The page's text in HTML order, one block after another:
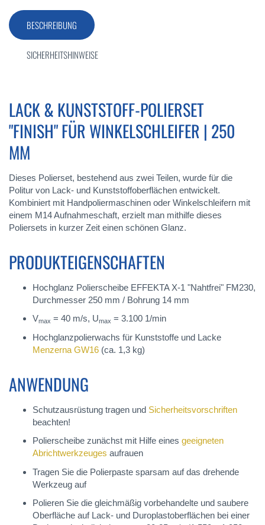
BESCHREIBUNG
LACK & KUNSTSTOFF-POLIERSET
"FINISH" FÜR WINKELSCHLEIFER | 250
MM
Dieses Polierset, bestehend aus zwei Teilen, wurde für die
Politur von Lack- und Kunststoffoberflächen entwickelt.
Kombiniert mit Handpoliermaschinen oder Winkelschleifern mit
einem M14 Aufnahmeschaft, erzielt man mithilfe dieses
Poliersets in kurzer Zeit einen schönen Glanz.
PRODUKTEIGENSCHAFTEN
Hochglanz Polierscheibe EFFEKTA X-1 "Nahtfrei" FM230,
Durchmesser 250 mm / Bohrung 14 mm
Vmax = 40 m/s, Umax = 3.100 1/min
Hochglanzpolierwachs für Kunststoffe und Lacke
Menzerna GW16 (ca. 1,3 kg)
ANWENDUNG
Schutzausrüstung tragen und Sicherheitsvorschriften
beachten!
Polierscheibe zunächst mit Hilfe eines geeigneten
Abrichtwerkzeuges aufrauen
Tragen Sie die Polierpaste sparsam auf das drehende
Werkzeug auf
Polieren Sie die gleichmäßig vorbehandelte und saubere
Oberfläche auf Lack- und Duroplastoberflächen bei einer
SICHERHEITSHINWEISE